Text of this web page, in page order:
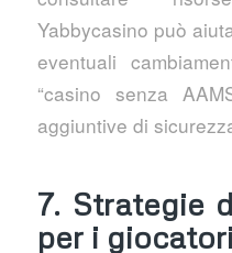
Yabbycasino può
eventuali
“casino senza
aggiuntive di
7. Strategie
per i giocatori